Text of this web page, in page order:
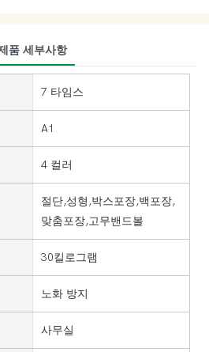
품 세부사항
7 타임스
A1
4 컬러
절단,성형,박스포장,백포장,
맞춤포장,고무밴드볼
30킬로그램
노화 방지
사무실